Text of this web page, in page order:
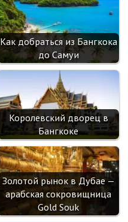
Как добраться из Бангкока
до Самуи
Королевский дворец в
Бангкоке
Золотой рынок в Дубае —
арабская сокровищница
Gold Souk